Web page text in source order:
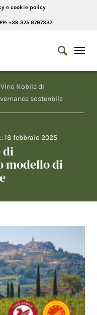
e cookie policy
+39 375 6797337
Nobile di
sostenbile
::18 febbraio 2025
di
modello di